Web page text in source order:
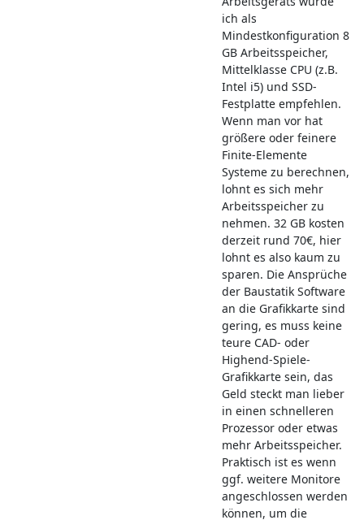
ich als
Mindestkonfiguration 8
GB Arbeitsspeicher,
Mittelklasse CPU (z.B.
Intel i5) und SSD-
Festplatte empfehlen.
Wenn man vor hat
größere oder feinere
Finite-Elemente
Systeme zu berechnen,
lohnt es sich mehr
Arbeitsspeicher zu
nehmen. 32 GB kosten
derzeit rund 70€, hier
lohnt es also kaum zu
sparen. Die Ansprüche
der Baustatik Software
an die Grafikkarte sind
gering, es muss keine
teure CAD- oder
Highend-Spiele-
Grafikkarte sein, das
Geld steckt man lieber
in einen schnelleren
Prozessor oder etwas
mehr Arbeitsspeicher.
Praktisch ist es wenn
ggf. weitere Monitore
angeschlossen werden
können, um die